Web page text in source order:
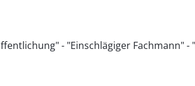
- "Einschlägiger Fachmann"